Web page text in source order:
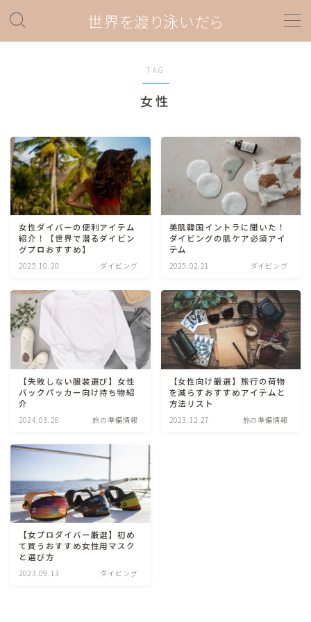
世界を渡り泳いだら
ダイビング器材
プロダイバー関連
ダイビングあれこれ
海外旅行
旅の準備情報
アジア
セーシェル
海外移住
お問合せ
TAG
女性
女性ダイバーの便利アイテム
紹介！【世界で潜るダイビン
グプロおすすめ】
2025.10.20 ダイビング
美肌韓国イントラに聞いた！
ダイビングの肌ケア必須アイ
テム
2025.02.21 ダイビング
【失敗しない服装選び】女性
バックパッカー向け持ち物紹
介
2024.03.26 旅の準備情報
【女性向け厳選】旅行の荷物
を減らすおすすめアイテムと
方法リスト
2023.12.27 旅の準備情報
【女プロダイバー厳選】初め
て買うおすすめ女性用マスク
と選び方
2023.09.13 ダイビング